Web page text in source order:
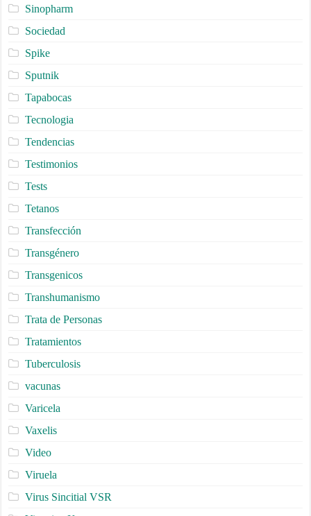
Sinopharm
Sociedad
Spike
Sputnik
Tapabocas
Tecnologia
Tendencias
Testimonios
Tests
Tetanos
Transfección
Transgénero
Transgenicos
Transhumanismo
Trata de Personas
Tratamientos
Tuberculosis
vacunas
Varicela
Vaxelis
Video
Viruela
Virus Sincitial VSR